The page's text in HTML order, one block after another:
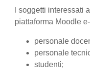
I soggetti interessati
piattaforma Moodle
personale
personale
studenti;